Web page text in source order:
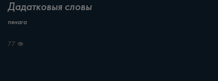
Дадатковыя словы
пянага
77 👁